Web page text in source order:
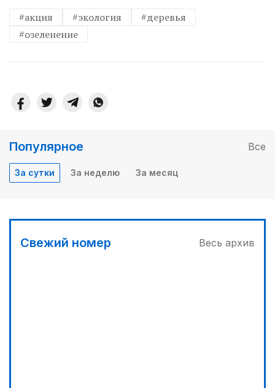
#акция
#экология
#деревья
#озеленение
Популярное Все
За сутки За неделю За месяц
Свежий номер Весь архив